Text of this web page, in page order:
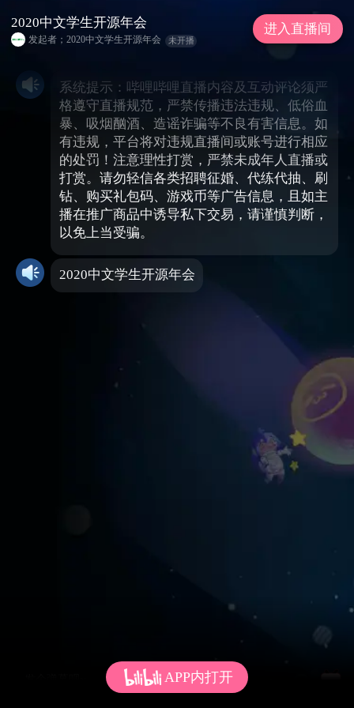
系统提示：哔哩哔哩直播内容及互动评论须严
格遵守直播规范，严禁传播违法违规、低俗血
暴、吸烟酗酒、造谣诈骗等不良有害信息。如
有违规，平台将对违规直播间或账号进行相应
的处罚！注意理性打赏，严禁未成年人直播或
打赏。请勿轻信各类招聘征婚、代练代抽、刷
钻、购买礼包码、游戏币等广告信息，且如主
播在推广商品中诱导私下交易，请谨慎判断，
以免上当受骗。
2020中文学生开源年会
2020中文学生开源年会
发起者；2020中文学生开源年会 未开播
进入直播间
APP内打开